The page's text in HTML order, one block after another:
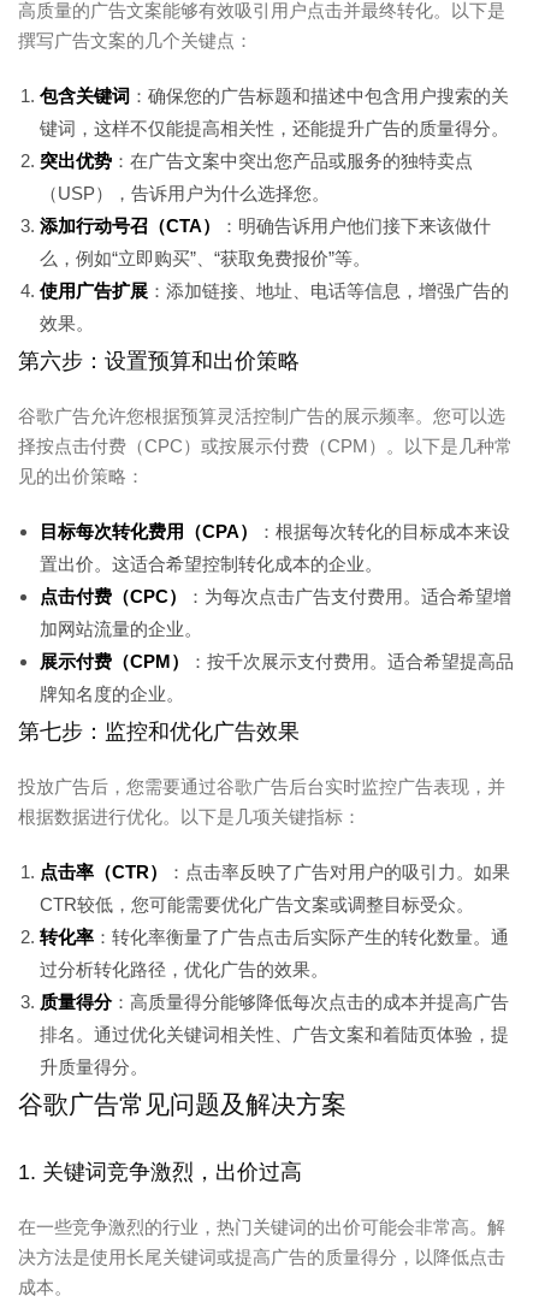
高质量的广告文案能够有效吸引用户点击并最终转化。以下是
撰写广告文案的几个关键点：
包含关键词 ：确保您的广告标题和描述中包含用户搜索的关
键词，这样不仅能提高相关性，还能提升广告的质量得分。
突出优势 ：在广告文案中突出您产品或服务的独特卖点
（USP），告诉用户为什么选择您。
添加行动号召（CTA）
：明确告诉用户他们接下来该做什
么，例如“立即购买”、“获取免费报价”等。
使用广告扩展 ：添加链接、地址、电话等信息，增强广告的
效果。
第六步：设置预算和出价策略
谷歌广告允许您根据预算灵活控制广告的展示频率。您可以选
择按点击付费（CPC）或按展示付费（CPM）。以下是几种常
见的出价策略：
目标每次转化费用（CPA）
：根据每次转化的目标成本来设
置出价。这适合希望控制转化成本的企业。
点击付费（CPC）
：为每次点击广告支付费用。适合希望增
加网站流量的企业。
展示付费（CPM）
：按千次展示支付费用。适合希望提高品
牌知名度的企业。
第七步：监控和优化广告效果
投放广告后，您需要通过谷歌广告后台实时监控广告表现，并
根据数据进行优化。以下是几项关键指标：
点击率（CTR）
：点击率反映了广告对用户的吸引力。如果
CTR较低，您可能需要优化广告文案或调整目标受众。
转化率 ：转化率衡量了广告点击后实际产生的转化数量。通
过分析转化路径，优化广告的效果。
质量得分：高质量得分能够降低每次点击的成本并提高广告
排名。通过优化关键词相关性、广告文案和着陆页体验，提
升质量得分。
谷歌广告常见问题及解决方案
1. 关键词竞争激烈，出价过高
在一些竞争激烈的行业，热门关键词的出价可能会非常高。解
决方法是使用长尾关键词或提高广告的质量得分，以降低点击
成本。